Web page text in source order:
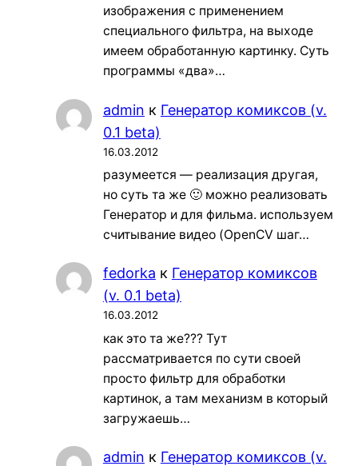
изображения с применением
специального фильтра, на выходе
имеем обработанную картинку. Суть
программы «два»…
admin к Генератор комиксов (v.
0.1 beta)
16.03.2012
разумеется — реализация другая,
но суть та же 🙂 можно реализовать
Генератор и для фильма. используем
считывание видео (OpenCV шаг…
fedorka к Генератор комиксов
(v. 0.1 beta)
16.03.2012
как это та же??? Тут
рассматривается по сути своей
просто фильтр для обработки
картинок, а там механизм в который
загружаешь…
admin к Генератор комиксов (v.